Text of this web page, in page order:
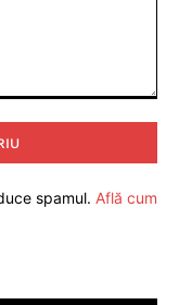
spamul. Află cum